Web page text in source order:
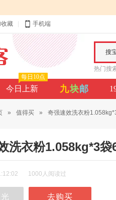
收藏 手机端
搜
热门搜
今日上新
每日10点
九块邮
» 值得买 » 奇强速效洗衣粉
洗衣粉1.058kg*3
1000人阅读过
去购买